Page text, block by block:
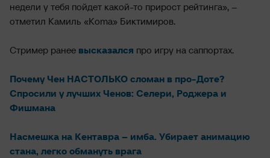
недели у тебя пойдет какой-то прирост рейтинга», –
отметил Камиль «Koma» Биктимиров.
Стример ранее высказался про игру на саппортах.
Почему Чен НАСТОЛЬКО cломан в про-Доте?
Спросили у лучших Ченов: Селери, Роджера и
Фишмана
Насмешка на Кентавра – имба. Убирает анимацию
стана, легко обмануть врага